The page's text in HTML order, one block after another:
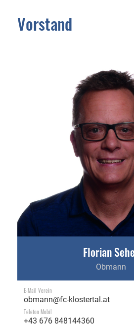
Vorstand
Florian
Obmann
E-Mail Verein
obmann@fc-klostertal.at
Telefon Mobil
+43 676 848144360